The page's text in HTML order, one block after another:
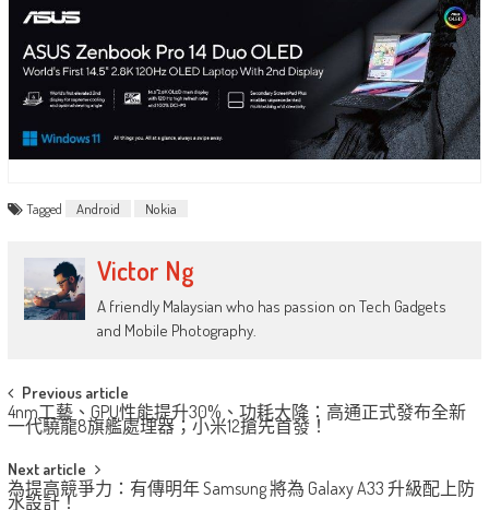
Tagged Android Nokia
Victor Ng
A friendly Malaysian who has passion on Tech Gadgets
and Mobile Photography.
Post
navigation
Previous article
4nm工藝、GPU性能提升30%、功耗大降：高通正式發布全新
一代驍龍8旗艦處理器；小米12搶先首發！
Next article
為提高競爭力：有傳明年 Samsung 將為 Galaxy A33 升級配上防
水設計！